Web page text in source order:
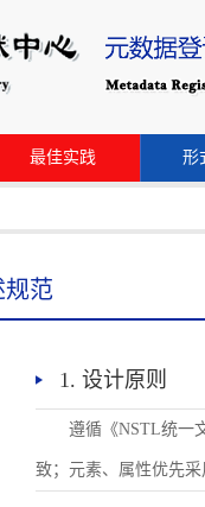
最佳实践 形
规范
1. 设计原则
遵循《NSTL统一
致；元素、属性优先